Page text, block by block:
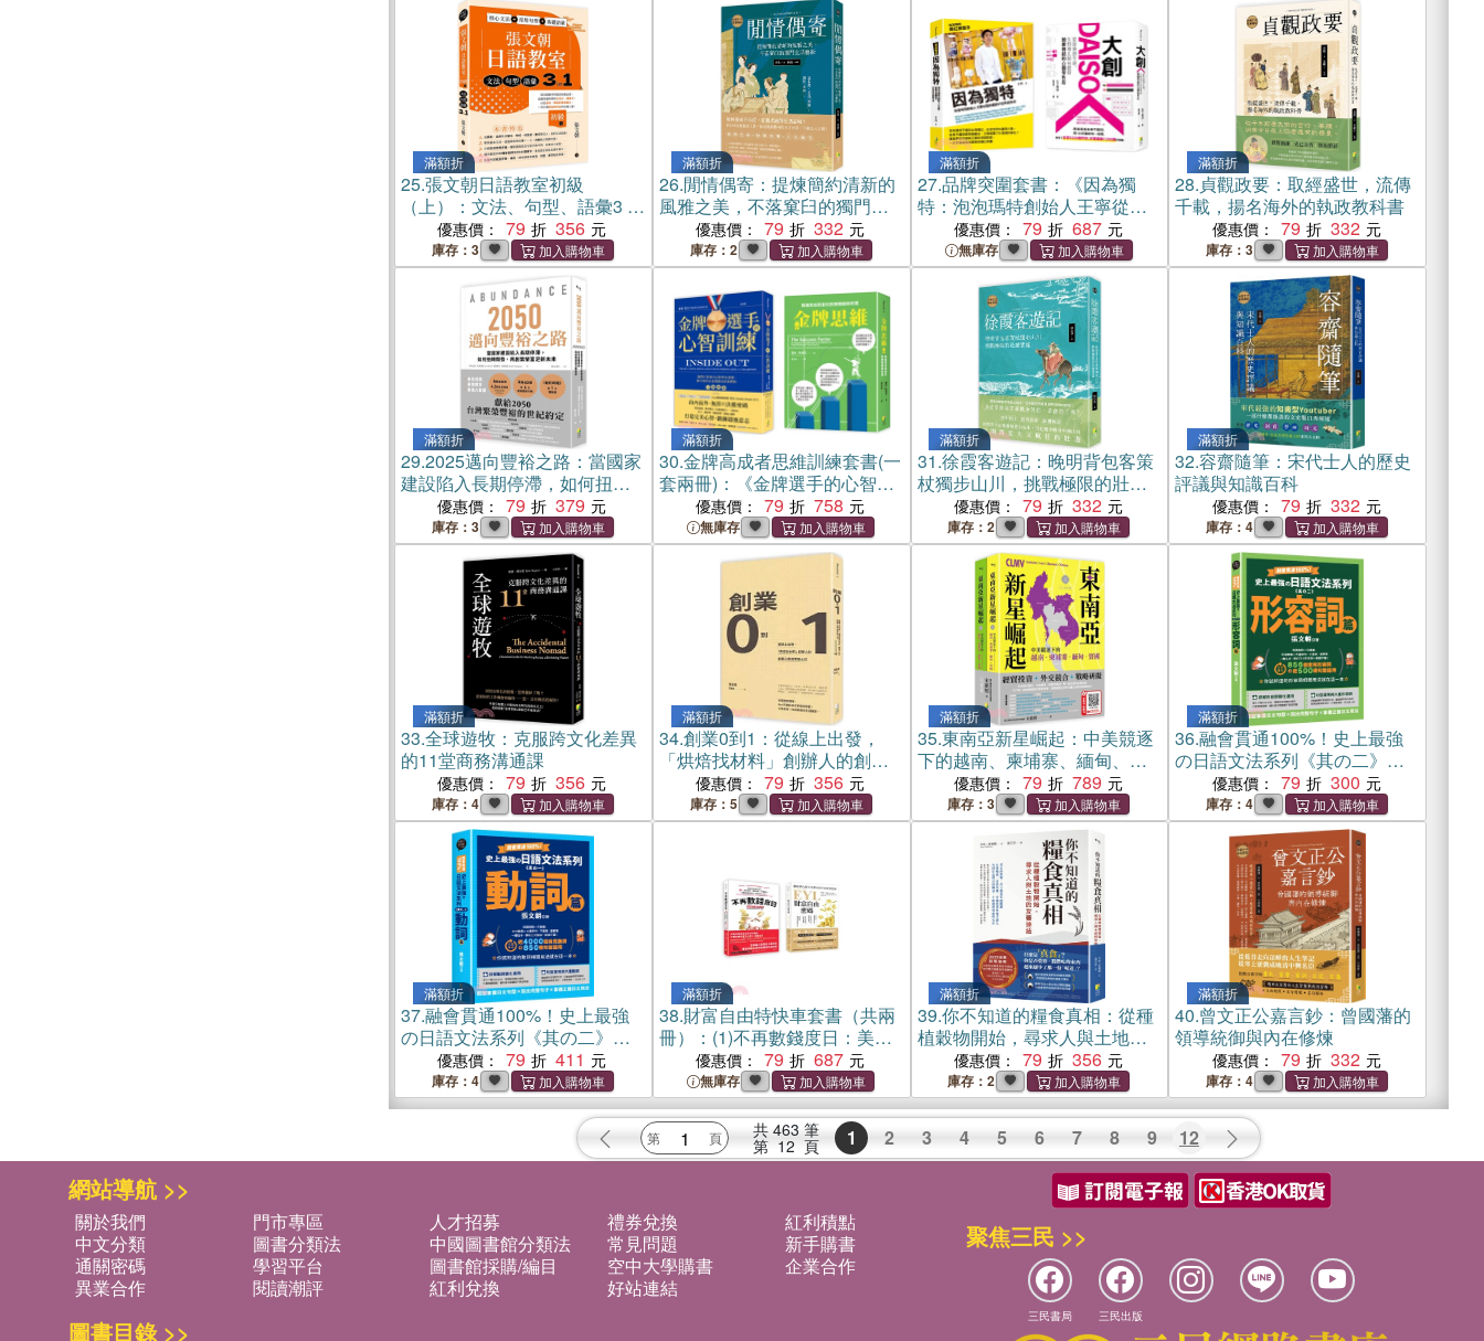
滿額折
25.張文朝日語教室初級
（上）：文法、句型、語彙3 in
優惠價： 79 356
庫存：3
滿額折
26.閒情偶寄：提煉簡約清新的
風雅之美，不落窠臼的獨門生
活藝術優惠價： 79 332
庫存：2
滿額折
27.品牌突圍套書：《因為獨
特：泡泡瑪特創始人王寧從雜
貨鋪到IP世界的跋涉》+《大創
Daiso：從街邊到全球，矢野博
丈如何經營顛覆傳統的百圓零
優惠價： 79 687
無庫存
滿額折
28.貞觀政要：取經盛世，流傳
千載，揚名海外的執政教科書
優惠價： 79 332
庫存：3
滿額折
29.2025邁向豐裕之路：當國家
建設陷入長期停滯，如何扭轉
頹勢，再創繁榮富足新未來
優惠價： 79 379
庫存：3
滿額折
30.金牌高成者思維訓練套書(一
套兩冊)：《金牌選手的心智訓
練》+《金牌思維：解鎖高成就
者的致勝思維與特質》
優惠價： 79 758
無庫存
滿額折
31.徐霞客遊記：晚明背包客策
杖獨步山川，挑戰極限的壯遊
優惠價： 79 332
庫存：2
滿額折
32.容齋隨筆：宋代士人的歷史
評議與知識百科
優惠價： 79 332
庫存：4
滿額折
33.全球遊牧：克服跨文化差異
的11堂商務溝通課
優惠價： 79 356
庫存：4
滿額折
34.創業0到1：從線上出發，
「烘焙找材料」創辦人的創業
心態與實踐心法
優惠價： 79 356
庫存：5
滿額折
35.東南亞新星崛起：中美競逐
下的越南、柬埔寨、緬甸、寮
國 （上下二冊不分售)
優惠價： 79 789
庫存：3
滿額折
36.融會貫通100%！史上最強
の日語文法系列《其の二》形
容詞篇優惠價： 79 300
庫存：4
滿額折
37.融會貫通100%！史上最強
の日語文法系列《其の二》動
優惠價： 79 411
庫存：4
滿額折
38.財富自由特快車套書（共兩
冊）：(1)不再數錢度日：美國
知名財經網站教你從理智消費
＞開發財源＞幸福退休，心靈
與財富雙富足，讓生活從Ａ到
Ａ＋(2)EYL財富自由密碼：擺
脫朝九晚五死薪水的平民致富
藍圖
優惠價： 79 687
無庫存
滿額折
39.你不知道的糧食真相：從種
植穀物開始，尋求人與土地的
友善連結
優惠價： 79 356
庫存：2
滿額折
40.曾文正公嘉言鈔：曾國藩的
領導統御與內在修煉
優惠價： 79 332
庫存：4
共 463 筆
第 12 頁 1 2 3 4 5 6 7 8 9 12
網站導航 >>
關於我們 門市專區 人才招募 禮券兌換
紅利積點
中文分類
圖書分類法 中國圖書館分類法 常見問題
新手購書
通關密碼
學習平台 圖書館採購/編目 空中大學購書
企業合作
異業合作
閱讀潮評 紅利兌換 好站連結
圖書目錄 >>
聚焦三民 >>
三民書局 三民出版